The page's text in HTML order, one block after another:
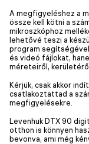
A megfigyeléshez a
össze kell kötni a
mikroszkóphoz
lehetővé teszi a
program
és videó fájlokat,
méreteiről,
Kérjük, csak akkor
csatlakoztattad a
megfigyelésekre.
Levenhuk DTX 90
otthon is könnyen
bevonva, ami még